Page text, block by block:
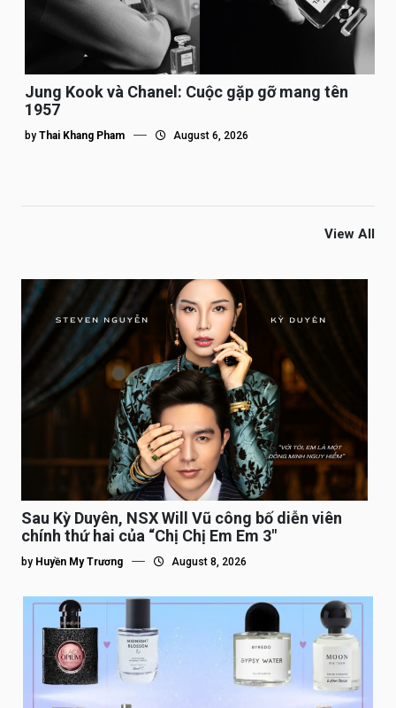
Jung Kook và Chanel: Cuộc gặp gỡ mang tên
1957
by Thai Khang Pham August 6, 2026
View All
Sau Kỳ Duyên, NSX Will Vũ công bố diễn viên
chính thứ hai của “Chị Chị Em Em 3″
by Huyền My Trương August 8, 2026